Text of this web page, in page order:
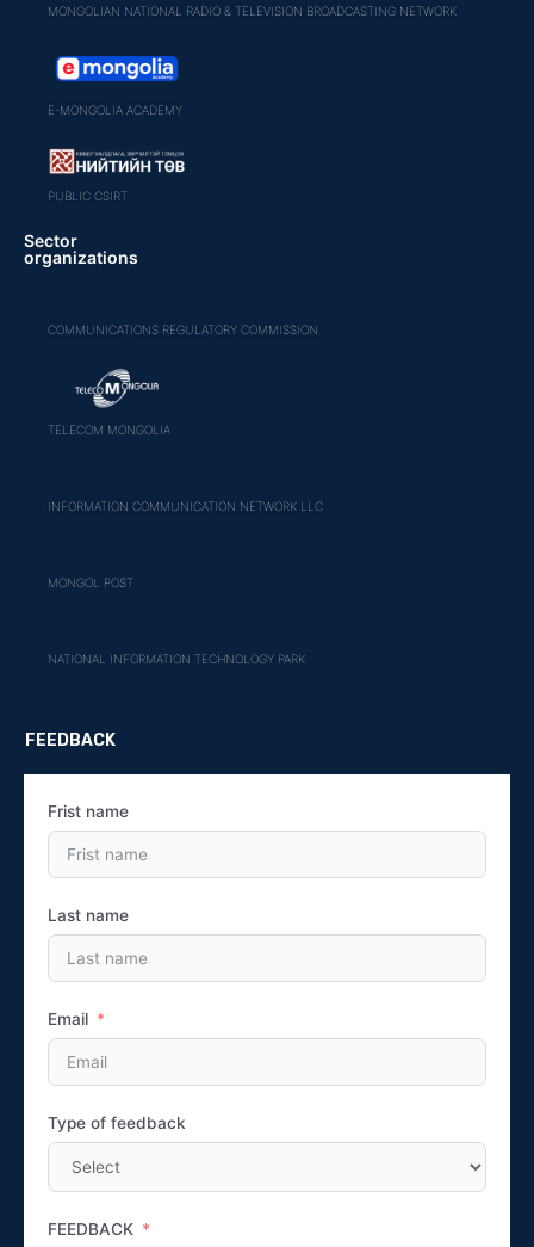
MONGOLIAN NATIONAL RADIO & TELEVISION BROADCASTING NETWORK
E-MONGOLIA ACADEMY
PUBLIC CSIRT
Sector
organizations
COMMUNICATIONS REGULATORY COMMISSION
TELECOM MONGOLIA
INFORMATION COMMUNICATION NETWORK LLC
MONGOL POST
NATIONAL INFORMATION TECHNOLOGY PARK
FEEDBACK
Frist name
Last name
Email
Type of feedback
FEEDBACK